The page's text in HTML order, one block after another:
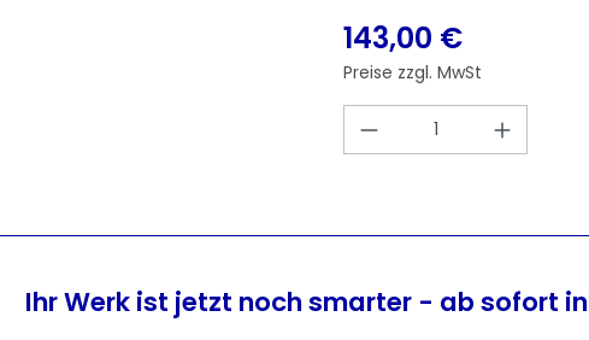
143,00 €
Preise zzgl. MwSt
Produkt
Ihr Werk ist jetzt noch smarter - ab sofort